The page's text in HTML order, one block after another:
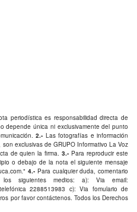
periodística es responsabilidad directa de
depende única ni exclusivamente del punto
2.- Las fotografías e información
exclusivas de GRUPO Informativo La Voz
de quien la firma.3.- Para reproducir este
o debajo de la nota el siguiente mensaje
." 4.- Para cualquier duda, comentario
siguientes medios: a): Via email:
2288513983 c): Via fomulario de
por favorcontáctenos. Todos los Derechos